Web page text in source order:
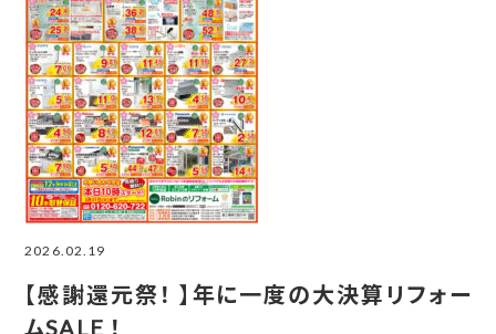
2026.02.19
【感謝還元祭！ 】年に一度の大決算リフォー
ムSALE ！